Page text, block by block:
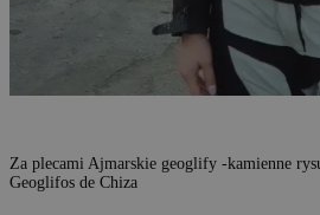
Za plecami Ajmarskie geoglify -kamienne
Geoglifos de Chiza